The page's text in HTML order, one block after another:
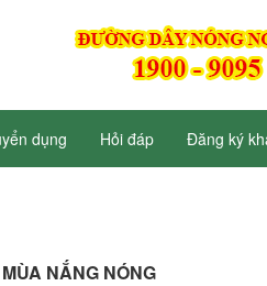
dụng Hỏi đáp Đăng ký
NẮNG NÓNG